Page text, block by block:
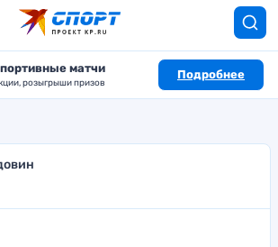
матчи
розыгрыши призов
Подробнее